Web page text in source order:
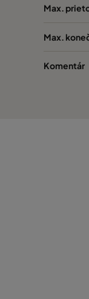
Max.
Max.
Komentár